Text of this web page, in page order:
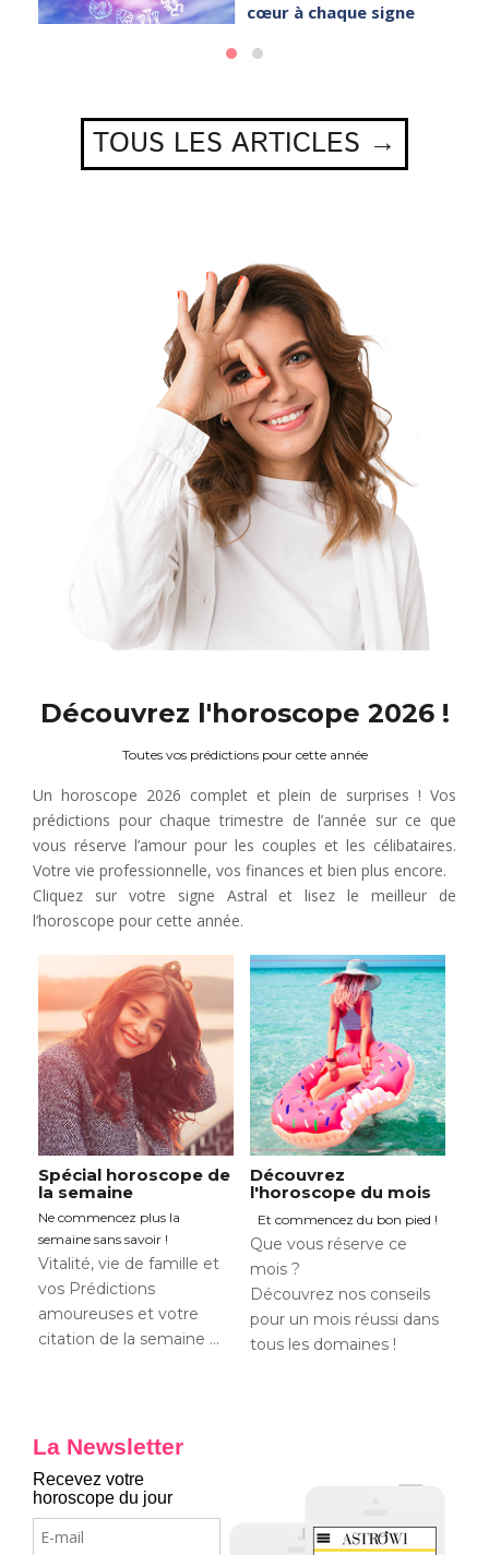
cœur à chaque signe
TOUS LES ARTICLES →
Découvrez l'horoscope 2026 !
Toutes vos prédictions pour cette année
Un horoscope 2026 complet et plein de surprises ! Vos
prédictions pour chaque trimestre de l’année sur ce que
vous réserve l’amour pour les couples et les célibataires.
Votre vie professionnelle, vos finances et bien plus encore.
Cliquez sur votre signe Astral et lisez le meilleur de
l’horoscope pour cette année.
Spécial horoscope de
la semaine
Ne commencez plus la
semaine sans savoir !
Vitalité, vie de famille et
vos Prédictions
amoureuses et votre
citation de la semaine …
Découvrez
l'horoscope du mois
Et commencez du bon pied !
Que vous réserve ce
mois ?
Découvrez nos conseils
pour un mois réussi dans
tous les domaines !
La Newsletter
Recevez votre
horoscope du jour
E-